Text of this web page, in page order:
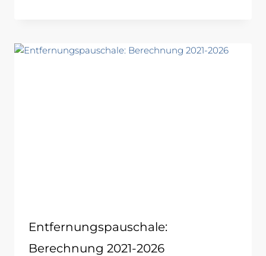
Entfernungspauschale:
Berechnung 2021-2026